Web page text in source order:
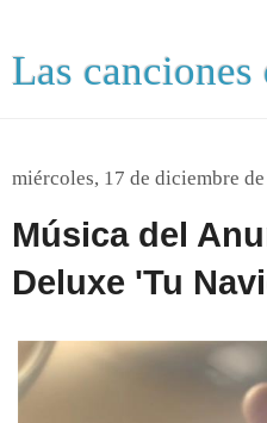
Las canciones
miércoles, 17 de diciembre
Música del
Deluxe 'Tu